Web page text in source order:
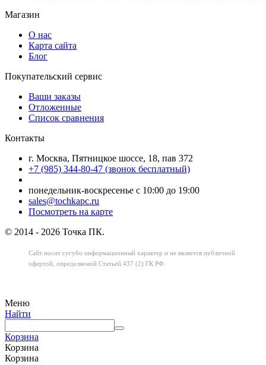
Магазин
О нас
Карта сайта
Блог
Покупательский сервис
Ваши заказы
Отложенные
Список сравнения
Контакты
г. Москва, Пятницкое шоссе, 18, пав 372
+7 (985) 344-80-47 (звонок бесплатный)
понедельник-воскресенье с 10:00 до 19:00
sales@tochkapc.ru
Посмотреть на карте
© 2014 - 2026 Точка ПК.
Сайт носит сугубо информационный характер и не является публичной
офертой, определяемой Статьей 437 (2) ГК РФ.
Меню
Найти
Корзина
Корзина
Корзина